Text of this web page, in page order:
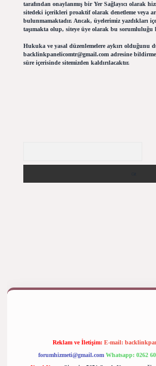
tarafından onaylanmış bir Yer Sağlayıcı olarak
sitedeki içerikleri proaktif olarak denetleme veya
bulunmamaktadır. Ancak, üyelerimiz yazdıkları
taşımakta olup, siteye üye olarak bu sorumluluğu
Hukuka ve yasal düzenlemelere aykırı olduğunu
backlinkpanelicomtr@gmail.comadresine
süre içerisinde sitemizden kaldırılacaktır.
Reklam ve İletişim: E-mail:
forumhizmeti@gmail.com Whatsapp: 0262